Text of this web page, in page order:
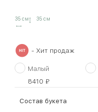
35 см 35 см
- Хит продаж
Малый
8410 ₽
Cостав букета